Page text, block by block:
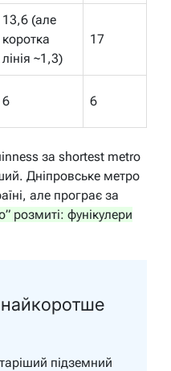
13,6 (але
коротка
лінія ~1,3)
17
6 6
за shortest metro
Дніпровське метро
але програє за
розмиті: фунікулери
найкоротше
підземний